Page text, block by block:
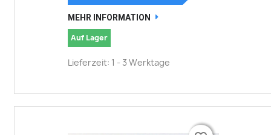
MEHR INFORMATION
Auf Lager
Lieferzeit: 1 - 3 Werktage